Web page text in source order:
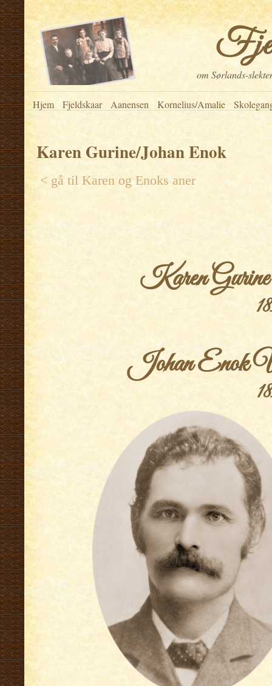
om Sørlands-
Hjem Fjeldskaar Aanensen Kornelius/Amalie
Karen Gurine/Johan Enok
< gå til Karen og Enoks aner
Karen
.
Johan Enok